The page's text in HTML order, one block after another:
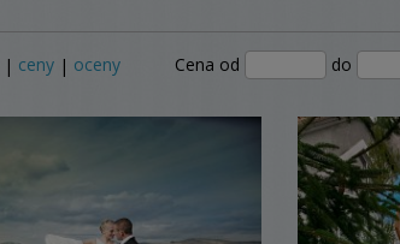
| ceny | oceny Cena od do